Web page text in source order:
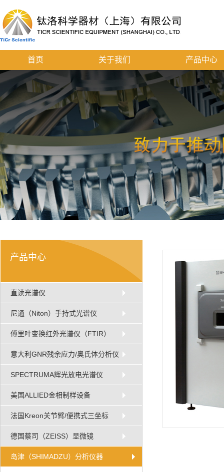
首页 关于我们 产品中心
产品中心
直读光谱仪
尼通（Niton）手持式光谱仪
傅里叶变换红外光谱仪（FTIR）
意大利GNR残余应力/奥氏体分析仪
SPECTRUMA辉光放电光谱仪
美国ALLIED金相制样设备
法国Kreon关节臂/便携式三坐标
德国蔡司（ZEISS）显微镜
岛津（SHIMADZU）分析仪器